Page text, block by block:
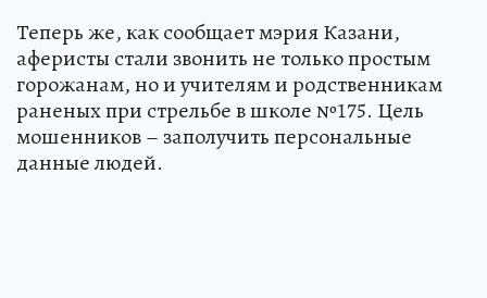
Теперь же, как сообщает мэрия Казани,
аферисты стали звонить не только простым
горожанам, но и учителям и родственникам
раненых при стрельбе в школе №175. Цель
мошенников – заполучить персональные
данные людей.